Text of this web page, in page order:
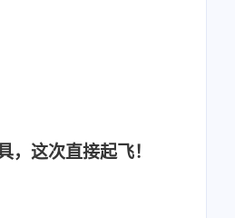
，这次直接起飞！